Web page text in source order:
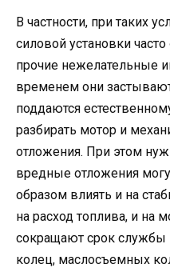
В частности, при таких
силовой установки
прочие нежелательные
временем они
поддаются
разбирать мотор и
отложения. При этом
вредные отложения
образом влиять и на
на расход топлива, и на
сокращают срок
колец, маслосъемных